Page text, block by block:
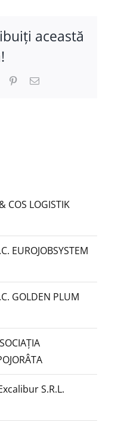
această
WhatsApp
Pinterest
E-
LOGISTIK
EUROJOBSYSTEM
GOLDEN PLUM
S.R.L.